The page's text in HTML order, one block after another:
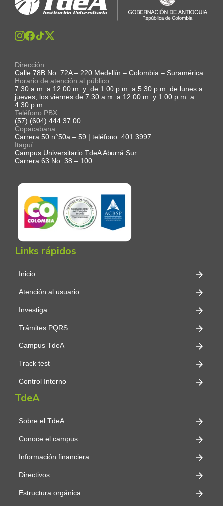
Dirección:
Calle 78B No. 72A – 220 Medellín – Colombia – Suramérica
Horario de atención al público
7:30 a.m. a 12:00 m. y de 1:00 p.m. a 5:30 p.m. de lunes a
jueves, los viernes de 7:30 a.m. a 12:00 m. y 1:00 p.m. a
4:30 p.m.
Teléfono PBX:
(57) (604) 444 37 00
Copacabana:
Carrera 50 n°50a – 59 | teléfono: 401 3997
Itaguí:
Campus Universitario TdeA Aburrá Sur
Carrera 63 No. 38 – 100
Links rápidos
Inicio
Atención al usuario
Investiga
Trámites PQRS
Campus TdeA
Track test
Control Interno
TdeA
Sobre el TdeA
Conoce el campus
Información financiera
Directivos
Estructura orgánica